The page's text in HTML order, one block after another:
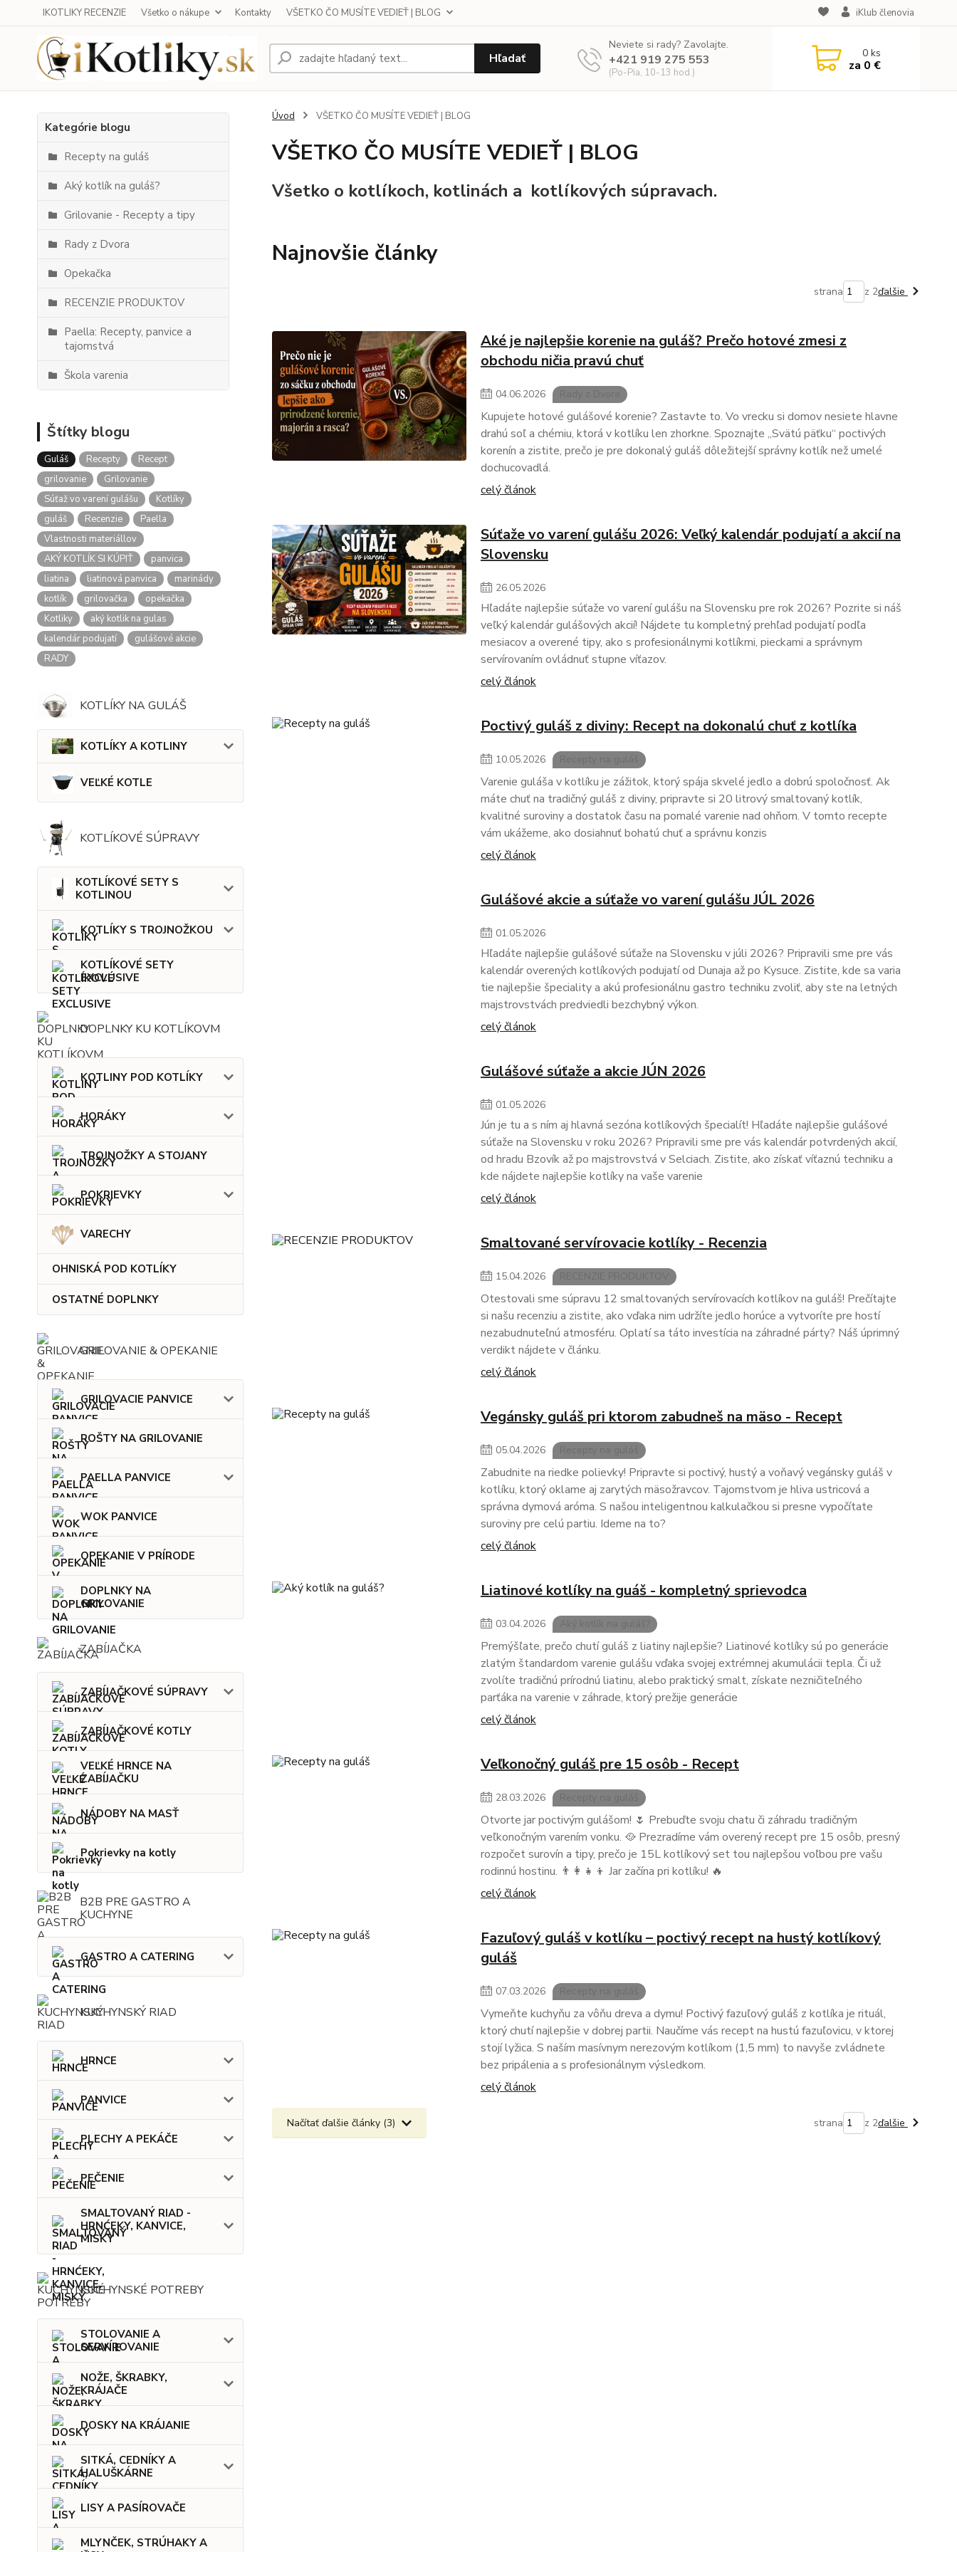
IKOTLIKY RECENZIE Všetko o nákupe Kontakty VŠETKO ČO MUSÍTE VEDIEŤ | BLOG iKlub členovia
Hľadať
Neviete si rady? Zavolajte.
+421 919 275 553
(Po-Pia, 10-13 hod.)
0ks
za 0 €
Kategórie blogu
Recepty na guláš
Aký kotlík na guláš?
Grilovanie - Recepty a tipy
Rady z Dvora
Opekačka
RECENZIE PRODUKTOV
Paella: Recepty, panvice a
tajomstvá
Škola varenia
Štítky blogu
Guláš Recepty
Recept
grilovanie
Grilovanie
Súťaž vo varení gulášu
Kotlíky
guláš
Recenzie
Paella
Vlastnosti materiállov
AKÝ KOTLÍK SI KÚPIŤ
panvica
liatina
liatinová panvica
marinády
kotlík
grilovačka
opekačka
Kotliky
aký kotlik na gulas
kalendár podujatí
gulášové akcie
RADY
KOTLÍKY NA GULÁŠ
KOTLÍKY A KOTLINY
VEĽKÉ KOTLE
KOTLÍKOVÉ SÚPRAVY
KOTLÍKOVÉ SETY S
KOTLINOU
KOTLÍKY S TROJNOŽKOU
KOTLÍKOVÉ SETY
EXCLUSIVE
DOPLNKY KU KOTLÍKOVM
KOTLINY POD KOTLÍKY
HORÁKY
TROJNOŽKY A STOJANY
POKRIEVKY
VARECHY
OHNISKÁ POD KOTLÍKY
OSTATNÉ DOPLNKY
GRILOVANIE & OPEKANIE
GRILOVACIE PANVICE
ROŠTY NA GRILOVANIE
PAELLA PANVICE
WOK PANVICE
OPEKANIE V PRÍRODE
DOPLNKY NA
GRILOVANIE
ZABÍJAČKA
ZABÍJAČKOVÉ SÚPRAVY
ZABÍJAČKOVÉ KOTLY
VEĽKÉ HRNCE NA
ZABÍJAČKU
NÁDOBY NA MASŤ
Pokrievky na kotly
B2B PRE GASTRO A
KUCHYNE
GASTRO A CATERING
KUCHYNSKÝ RIAD
HRNCE
PANVICE
PLECHY A PEKÁČE
PEČENIE
SMALTOVANÝ RIAD -
HRNĆEKY, KANVICE,
MISKY
KUCHYNSKÉ POTREBY
STOLOVANIE A
SERVÍROVANIE
NOŽE, ŠKRABKY,
KRÁJAČE
DOSKY NA KRÁJANIE
SITKÁ, CEDNÍKY A
HALUŠKÁRNE
LISY A PASÍROVAČE
MLYNČEK, STRÚHAKY A
Úvod VŠETKO ČO MUSÍTE VEDIEŤ | BLOG
VŠETKO ČO MUSÍTE VEDIEŤ | BLOG
Všetko o kotlíkoch, kotlinách a kotlíkových súpravach.
Najnovšie články
strana z 2ďalšie
Aké je najlepšie korenie na guláš? Prečo hotové zmesi z
obchodu ničia pravú chuť
04.06.2026
Kupujete hotové gulášové korenie? Zastavte to. Vo vrecku si domov nesiete hlavne
drahú soľ a chémiu, ktorá v kotlíku len zhorkne. Spoznajte „Svätú päťku“ poctivých
korenín a zistite, prečo je pre dokonalý guláš dôležitejší správny kotlík než umelé
dochucovadlá.
celý článok
Súťaže vo varení gulášu 2026: Veľký kalendár podujatí a akcií na
Slovensku
26.05.2026
Hľadáte najlepšie súťaže vo varení gulášu na Slovensku pre rok 2026? Pozrite si náš
veľký kalendár gulášových akcií! Nájdete tu kompletný prehľad podujatí podľa
mesiacov a overené tipy, ako s profesionálnymi kotlíkmi, pieckami a správnym
servírovaním ovládnuť stupne víťazov.
celý článok
Poctivý guláš z diviny: Recept na dokonalú chuť z kotlíka
10.05.2026
Varenie guláša v kotlíku je zážitok, ktorý spája skvelé jedlo a dobrú spoločnosť. Ak
máte chuť na tradičný guláš z diviny, pripravte si 20 litrový smaltovaný kotlík,
kvalitné suroviny a dostatok času na pomalé varenie nad ohňom. V tomto recepte
vám ukážeme, ako dosiahnuť bohatú chuť a správnu konzis
celý článok
Gulášové akcie a súťaže vo varení gulášu JÚL 2026
01.05.2026
Hľadáte najlepšie gulášové súťaže na Slovensku v júli 2026? Pripravili sme pre vás
kalendár overených kotlíkových podujatí od Dunaja až po Kysuce. Zistite, kde sa varia
tie najlepšie špeciality a akú profesionálnu gastro techniku zvoliť, aby ste na letných
majstrovstvách predviedli bezchybný výkon.
celý článok
Gulášové súťaže a akcie JÚN 2026
01.05.2026
Jún je tu a s ním aj hlavná sezóna kotlíkových špecialít! Hľadáte najlepšie gulášové
súťaže na Slovensku v roku 2026? Pripravili sme pre vás kalendár potvrdených akcií,
od hradu Bzovík až po majstrovstvá v Selciach. Zistite, ako získať víťaznú techniku a
kde nájdete najlepšie kotlíky na vaše varenie
celý článok
Smaltované servírovacie kotlíky - Recenzia
15.04.2026
Otestovali sme súpravu 12 smaltovaných servírovacích kotlíkov na guláš! Prečítajte
si našu recenziu a zistite, ako vďaka nim udržíte jedlo horúce a vytvoríte pre hostí
nezabudnuteľnú atmosféru. Oplatí sa táto investícia na záhradné párty? Náš úprimný
verdikt nájdete v článku.
celý článok
Vegánsky guláš pri ktorom zabudneš na mäso - Recept
05.04.2026
Zabudnite na riedke polievky! Pripravte si poctivý, hustý a voňavý vegánsky guláš v
kotlíku, ktorý oklame aj zarytých mäsožravcov. Tajomstvom je hliva ustricová a
správna dymová aróma. S našou inteligentnou kalkulačkou si presne vypočítate
suroviny pre celú partiu. Ideme na to?
celý článok
Liatinové kotlíky na guáš - kompletný sprievodca
03.04.2026
Premýšľate, prečo chutí guláš z liatiny najlepšie? Liatinové kotlíky sú po generácie
zlatým štandardom varenie gulášu vďaka svojej extrémnej akumulácii tepla. Či už
zvolíte tradičnú prírodnú liatinu, alebo praktický smalt, získate nezničiteľného
parťáka na varenie v záhrade, ktorý prežije generácie
celý článok
Veľkonočný guláš pre 15 osôb - Recept
28.03.2026
Otvorte jar poctivým gulášom! 🌷 Prebuďte svoju chatu či záhradu tradičným
veľkonočným varením vonku. 🥘 Prezradíme vám overený recept pre 15 osôb, presný
rozpočet surovín a tipy, prečo je 15L kotlíkový set tou najlepšou voľbou pre vašu
rodinnú hostinu. 👨‍👩‍👧‍👦 Jar začína pri kotlíku! 🔥
celý článok
Fazuľový guláš v kotlíku – poctivý recept na hustý kotlíkový
guláš
07.03.2026
Vymeňte kuchyňu za vôňu dreva a dymu! Poctivý fazuľový guláš z kotlíka je rituál,
ktorý chutí najlepšie v dobrej partii. Naučíme vás recept na hustú fazuľovicu, v ktorej
stojí lyžica. S naším masívnym nerezovým kotlíkom (1,5 mm) to navyše zvládnete
bez pripálenia a s profesionálnym výsledkom.
celý článok
Načítať ďalšie články (3) strana z 2ďalšie